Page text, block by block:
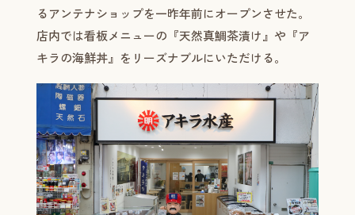
るアンテナショップを一昨年前にオープンさせた。
店内では看板メニューの『天然真鯛茶漬け』や『ア
キラの海鮮丼』をリーズナブルにいただける。